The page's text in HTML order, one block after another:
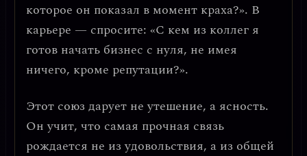
которое он показал в момент краха?». В
карьере — спросите: «С кем из коллег я
готов начать бизнес с нуля, не имея
ничего, кроме репутации?».
Этот союз дарует не утешение, а ясность.
Он учит, что самая прочная связь
рождается не из удовольствия, а из общей